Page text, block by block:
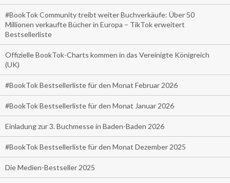
#BookTok Community treibt weiter Buchverkäufe: Über 50
Millionen verkaufte Bücher in Europa – TikTok erweitert
Bestsellerliste
Offizielle BookTok-Charts kommen in das Vereinigte Königreich
(UK)
#BookTok Bestsellerliste für den Monat Februar 2026
#BookTok Bestsellerliste für den Monat Januar 2026
Einladung zur 3. Buchmesse in Baden-Baden 2026
#BookTok Bestsellerliste für den Monat Dezember 2025
Die Medien-Bestseller 2025